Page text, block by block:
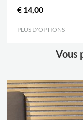
€ 14,00
PLUS D'OPTIONS
Vous